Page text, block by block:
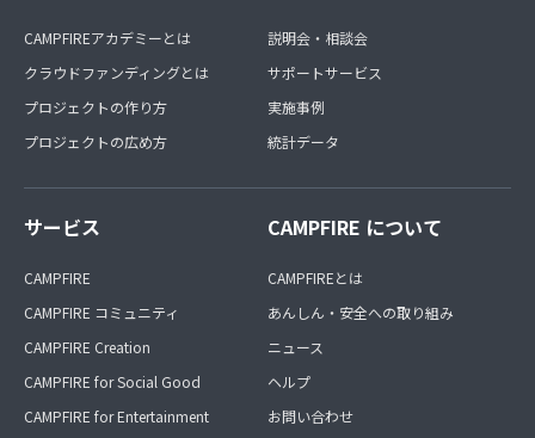
CAMPFIREアカデミーとは
クラウドファンディングとは
プロジェクトの作り方
プロジェクトの広め方
説明会・相談会
サポートサービス
実施事例
統計データ
サービス
CAMPFIRE
CAMPFIRE コミュニティ
CAMPFIRE Creation
CAMPFIRE for Social Good
CAMPFIRE for Entertainment
CAMPFIRE について
CAMPFIREとは
あんしん・安全への取り組み
ニュース
ヘルプ
お問い合わせ